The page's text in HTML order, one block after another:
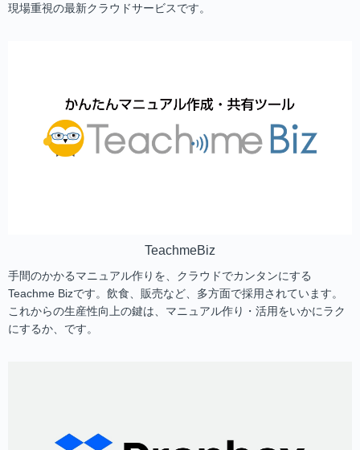
現場重視の最新クラウドサービスです。
TeachmeBiz
手間のかかるマニュアル作りを、クラウドでカンタンにする
Teachme Bizです。飲食、販売など、多方面で採用されています。
これからの生産性向上の鍵は、マニュアル作り・活用をいかにラク
にするか、です。